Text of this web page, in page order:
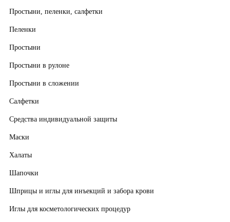
Простыни, пеленки, салфетки
Пеленки
Простыни
Простыни в рулоне
Простыни в сложении
Салфетки
Средства индивидуальной защиты
Маски
Халаты
Шапочки
Шприцы и иглы для инъекций и забора крови
Иглы для косметологических процедур